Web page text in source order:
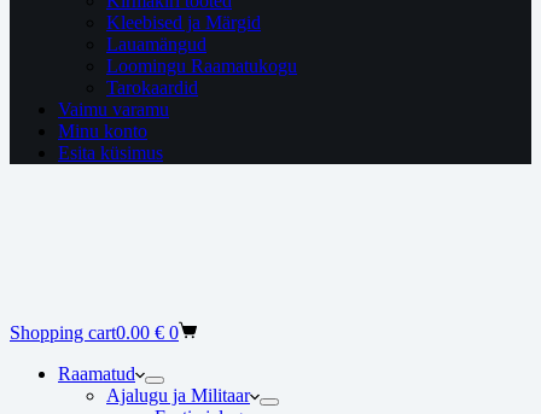
Kleebised ja Märgid
Lauamängud
Loomingu Raamatukogu
Tarokaardid
Vaimu varamu
Minu konto
Esita küsimus
Shopping cart0.00 € 0
Raamatud
Ajalugu ja Militaar